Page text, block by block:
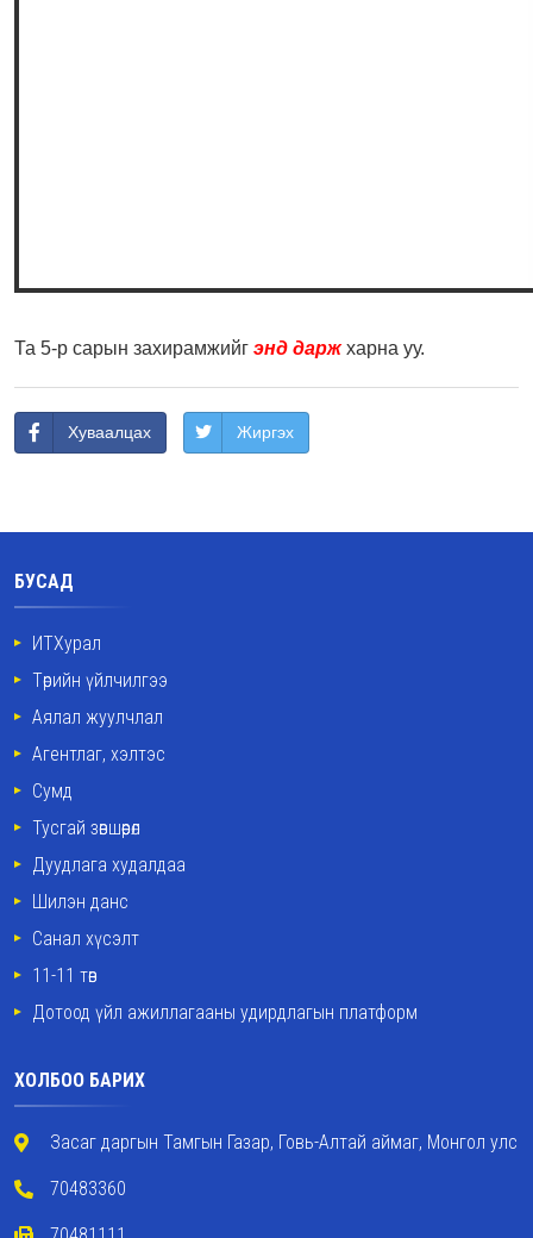
Та 5-р сарын захирамжийг энд даржхарна уу.
Хуваалцах Жиргэх
БУСАД
ИТХурал
Төрийн үйлчилгээ
Аялал жуулчлал
Агентлаг, хэлтэс
Сумд
Тусгай зөвшөөрөл
Дуудлага худалдаа
Шилэн данс
Санал хүсэлт
11-11 төв
Дотоод үйл ажиллагааны удирдлагын платформ
ХОЛБОО БАРИХ
Засаг даргын Тамгын Газар, Говь-Алтай аймаг, Монгол улс
70483360